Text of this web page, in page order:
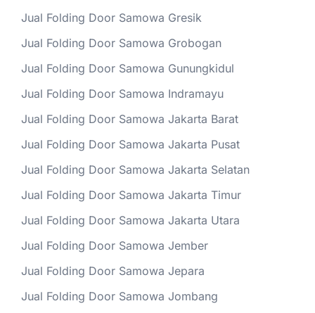
Jual Folding Door Samowa Gresik
Jual Folding Door Samowa Grobogan
Jual Folding Door Samowa Gunungkidul
Jual Folding Door Samowa Indramayu
Jual Folding Door Samowa Jakarta Barat
Jual Folding Door Samowa Jakarta Pusat
Jual Folding Door Samowa Jakarta Selatan
Jual Folding Door Samowa Jakarta Timur
Jual Folding Door Samowa Jakarta Utara
Jual Folding Door Samowa Jember
Jual Folding Door Samowa Jepara
Jual Folding Door Samowa Jombang